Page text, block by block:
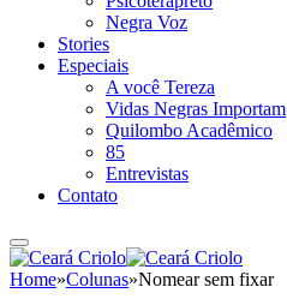
Negra Voz
Stories
Especiais
A você Tereza
Vidas Negras Importam
Quilombo Acadêmico
85
Entrevistas
Contato
Home»Colunas»Nomear sem fixar